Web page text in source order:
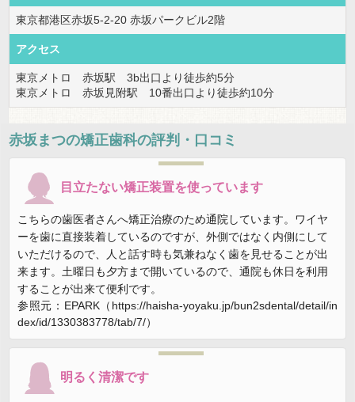
東京都港区赤坂5-2-20 赤坂パークビル2階
アクセス
東京メトロ 赤坂駅 3b出口より徒歩約5分
東京メトロ 赤坂見附駅 10番出口より徒歩約10分
赤坂まつの矯正歯科の評判・口コミ
目立たない矯正装置を使っています
こちらの歯医者さんへ矯正治療のため通院しています。ワイヤ
ーを歯に直接装着しているのですが、外側ではなく内側にして
いただけるので、人と話す時も気兼ねなく歯を見せることが出
来ます。土曜日も夕方まで開いているので、通院も休日を利用
することが出来て便利です。
参照元：EPARK（https://haisha-yoyaku.jp/bun2sdental/detail/in
dex/id/1330383778/tab/7/）
明るく清潔です